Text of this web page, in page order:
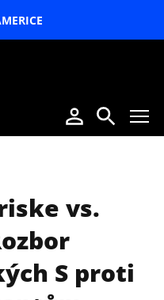
vs.
S proti